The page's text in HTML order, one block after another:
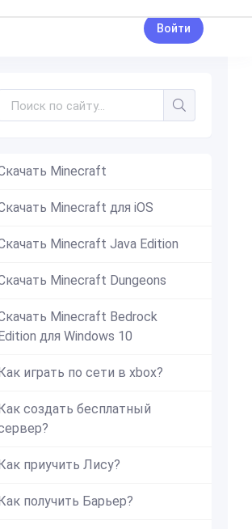
Войти
интересное
Minecraft
Minecraft для iOS
Minecraft Java Edition
Minecraft Dungeons
Minecraft Bedrock
для Windows 10
играть по сети в xbox?
создать бесплатный
приучить Лису?
получить Барьер?